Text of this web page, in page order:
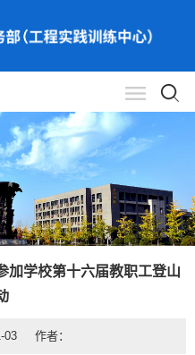
加学校第十六届教职工登山
03 作者：